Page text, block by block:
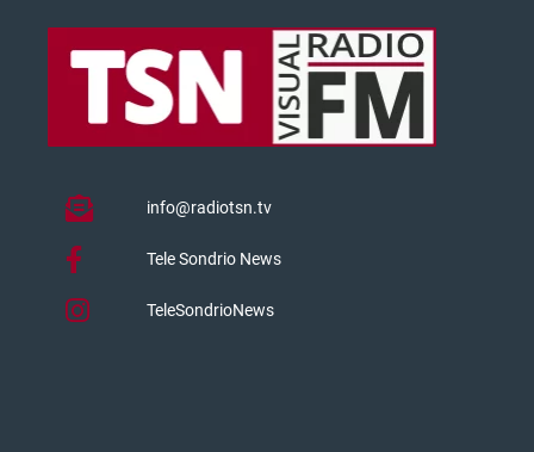
info@radiotsn.tv
Tele Sondrio News
TeleSondrioNews